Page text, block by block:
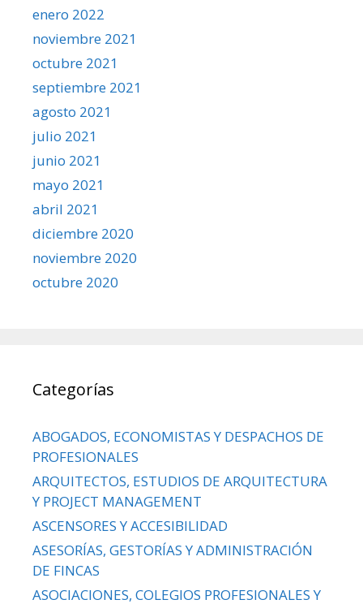
enero 2022
noviembre 2021
octubre 2021
septiembre 2021
agosto 2021
julio 2021
junio 2021
mayo 2021
abril 2021
diciembre 2020
noviembre 2020
octubre 2020
Categorías
ABOGADOS, ECONOMISTAS Y DESPACHOS DE
PROFESIONALES
ARQUITECTOS, ESTUDIOS DE ARQUITECTURA
Y PROJECT MANAGEMENT
ASCENSORES Y ACCESIBILIDAD
ASESORÍAS, GESTORÍAS Y ADMINISTRACIÓN
DE FINCAS
ASOCIACIONES, COLEGIOS PROFESIONALES Y